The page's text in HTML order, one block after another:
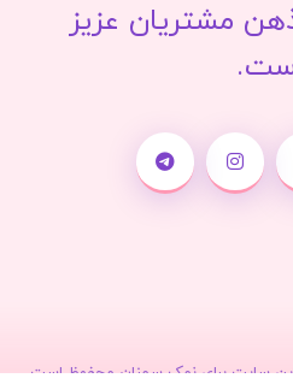
مشتریان عزیز
سایت برای نمک سمنان محفوظ است.